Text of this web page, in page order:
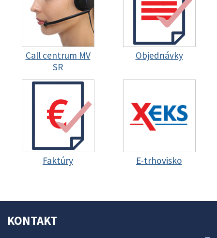
Call centrum MV
SR
Objednávky
Faktúry E-trhovisko
KONTAKT